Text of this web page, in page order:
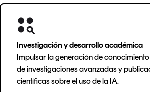
Investigación y desarrollo académica
Impulsar la generación de
de investigaciones avanzadas y
científicas sobre el uso de la IA.